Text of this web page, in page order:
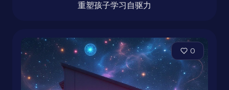
重塑孩子学习自驱力
0